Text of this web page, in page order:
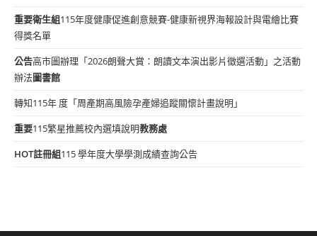
重要衛生組115年度健康促進創意競賽-健康新視界海報設計與電繪比賽
得獎名單
公告高市圖辦理「2026朗聲大賞：朗讀文本演出影片徵選活動」之活動
辦法圖書館
轉知115年 度「周產期高風險孕產婦追蹤關懷計畫說明」
重要115繁星推薦校內選填說明教務處
HOT註冊組115 學年度大學學測成績查詢公告